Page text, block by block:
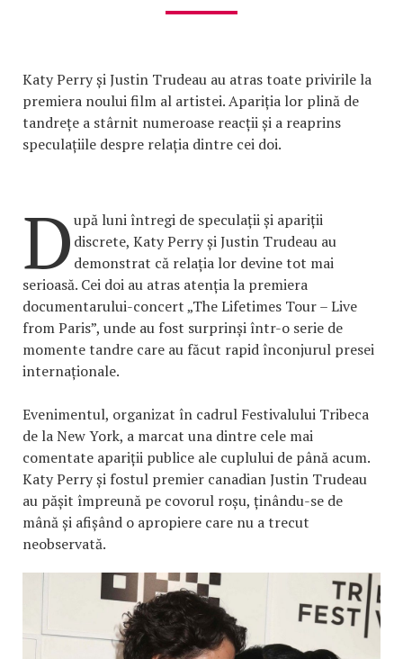
Katy Perry și Justin Trudeau au atras toate privirile la
premiera noului film al artistei. Apariția lor plină de
tandrețe a stârnit numeroase reacții și a reaprins
speculațiile despre relația dintre cei doi.
După luni întregi de speculații și apariții
discrete, Katy Perry și Justin Trudeau au
demonstrat că relația lor devine tot mai
serioasă. Cei doi au atras atenția la premiera
documentarului-concert „The Lifetimes Tour – Live
from Paris”, unde au fost surprinși într-o serie de
momente tandre care au făcut rapid înconjurul presei
internaționale.
Evenimentul, organizat în cadrul Festivalului Tribeca
de la New York, a marcat una dintre cele mai
comentate apariții publice ale cuplului de până acum.
Katy Perry și fostul premier canadian Justin Trudeau
au pășit împreună pe covorul roșu, ținându-se de
mână și afișând o apropiere care nu a trecut
neobservată.